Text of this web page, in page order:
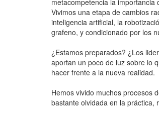
metacompetencia la
Vivimos una etapa de cambios
inteligencia artificial, la
grafeno, y condicionado por los
¿Estamos preparados? ¿Los
aportan un poco de luz sobre lo
hacer frente a la nueva realidad.
Hemos vivido muchos procesos
bastante olvidada en la práctica,